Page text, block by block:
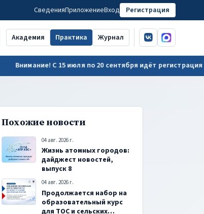
СведенияПриложениеВход Регистрация
Академия Практика Журнал ВКонтакте
MAX
Внимание! С 15 июля по 20 сентября идёт регистрация на
Похожие новости
04 авг. 2026 г.
Жизнь атомных городов:
дайджест новостей,
выпуск 8
04 авг. 2026 г.
Продолжается набор на
образовательный курс
для ТОС и сельских